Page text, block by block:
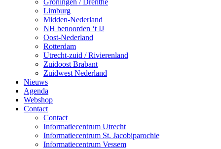
Groningen / Drenthe
Limburg
Midden-Nederland
NH benoorden ‘t IJ
Oost-Nederland
Rotterdam
Utrecht-zuid / Rivierenland
Zuidoost Brabant
Zuidwest Nederland
Nieuws
Agenda
Webshop
Contact
Contact
Informatiecentrum Utrecht
Informatiecentrum St. Jacobiparochie
Informatiecentrum Vessem